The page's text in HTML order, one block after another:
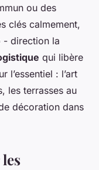
ou des
clés calmement,
- direction la
qui libère
l’essentiel : l’art
les terrasses au
décoration dans